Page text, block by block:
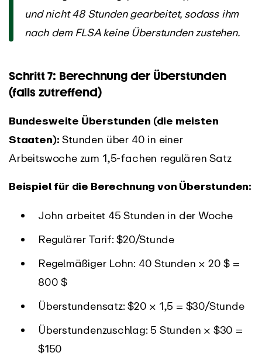
und nicht 48 Stunden gearbeitet, sodass ihm
nach dem FLSA keine Überstunden zustehen.
Schritt 7: Berechnung der Überstunden
(falls zutreffend)
Bundesweite Überstunden (die meisten
Staaten): Stunden über 40 in einer
Arbeitswoche zum 1,5-fachen regulären Satz
Beispiel für die Berechnung von Überstunden:
John arbeitet 45 Stunden in der Woche
Regulärer Tarif: $20/Stunde
Regelmäßiger Lohn: 40 Stunden × 20 $ =
800 $
Überstundensatz: $20 × 1,5 = $30/Stunde
Überstundenzuschlag: 5 Stunden × $30 =
$150